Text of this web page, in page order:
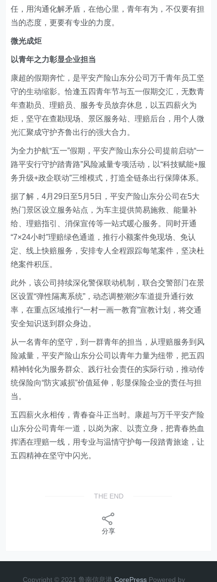
任，用沟通化解矛盾，在他心里，青年有为，不仅要有担
当的态度，更要有专业的力度。
微光成炬
以青年之力彰显企业担当
康超的假期奔忙，是平安产险山东分公司万千青年员工坚
守的生动缩影。恰逢五四青年节与五一假期交汇，无数青
年查勘员、理赔员、服务专员放弃休息，以五四薪火为
炬，坚守在查勘现场、景区服务站、理赔后台，用个人微
光汇聚成守护齐鲁出行的强大合力。
为全力护航“五一”假期，平安产险山东分公司提前启动“一
路平安行守护踏青路”风险减量专项活动，以“科技赋能+服
务升级+政企联动”三维模式，打造全链条出行保障体系。
据了解，4月29日至5月5日，平安产险山东分公司在5大
热门景区设立服务站点，为车主提供简易施救、能量补
给、理赔指引、消保宣传等一站式暖心服务。同时开通
“7×24小时”理赔绿色通道，推行小额案件免现场、免认
定、线上快赔服务，安排专人全程跟踪每笔案件，坚决杜
绝案件积压。
此外，该公司持续深化警保联动机制，联合交警部门在景
区设置“弹性隔离系统”，动态调整潮汐车道提升通行效
率，在重点区域推行“一村一画一教育”宣教计划，将交通
安全知识送到群众身边。
从一名青年的坚守，到一群青年的担当，从理赔服务到风
险减量，平安产险山东分公司以青年力量为纽带，把五四
精神转化为服务群众、践行社会责任的实际行动，推动传
统保险向“防灾减损”价值延伸，彰显保险企业的责任与担
当。
五四薪火永相传，青春奋斗正当时。康超与万千平安产险
山东分公司青年一道，以岗为家、以责立身，把青春热血
挥洒在理赔一线，用专业与温情守护每一段踏青旅途，让
五四精神在坚守中闪光。
THE END
分享
Copyright © 2021 鲁南信息港 CorePress Powered by